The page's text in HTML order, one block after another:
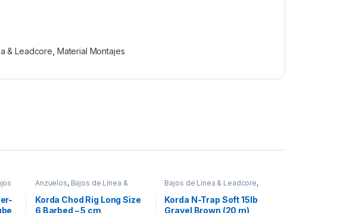
& Leadcore Material Montajes
Anzuelos, Bajos de Línea &
Material Montajes
Korda Chod Rig Long Size
6 Barbed – 5 cm
Bajos de Línea & Leadcore,
Material Montajes
Korda N-Trap Soft 15lb
Gravel Brown (20 m)